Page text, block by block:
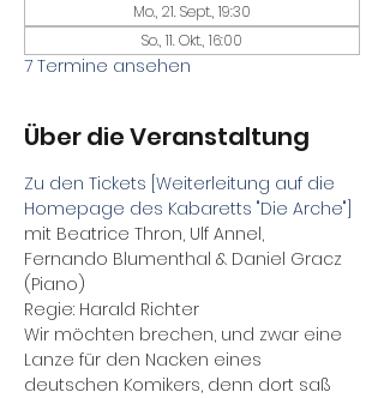
Mo., 21. Sept., 19:30
So., 11. Okt., 16:00
7 Termine ansehen
Über die Veranstaltung
Zu den Tickets [Weiterleitung auf die
Homepage des Kabaretts "Die Arche"]
mit Beatrice Thron, Ulf Annel,
Fernando Blumenthal & Daniel Gracz
(Piano)
Regie: Harald Richter
Wir möchten brechen, und zwar eine
Lanze für den Nacken eines
deutschen Komikers, denn dort saß